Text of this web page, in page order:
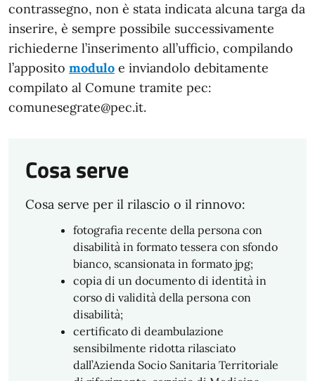
contrassegno, non è stata indicata alcuna targa da
inserire, è sempre possibile successivamente
richiederne l’inserimento all’ufficio, compilando
l’apposito modulo e inviandolo debitamente
compilato al Comune tramite pec:
comunesegrate@pec.it.
Cosa serve
Cosa serve per il rilascio o il rinnovo:
fotografia recente della persona con
disabilità in formato tessera con sfondo
bianco, scansionata in formato jpg;
copia di un documento di identità in
corso di validità della persona con
disabilità;
certificato di deambulazione
sensibilmente ridotta rilasciato
dall’Azienda Socio Sanitaria Territoriale